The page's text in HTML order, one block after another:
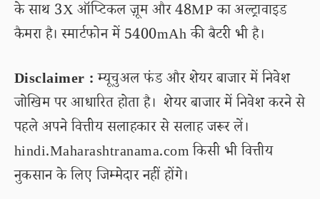
के साथ 3X ऑप्टिकल ज़ूम और 48MP का अल्ट्रावाइड
कैमरा है। स्मार्टफोन में 5400mAh की बैटरी भी है।
Disclaimer :म्यूचुअल फंड और शेयर बाजार में निवेश
जोखिम पर आधारित होता है। शेयर बाजार में निवेश करने से
पहले अपने वित्तीय सलाहकार से सलाह जरूर लें।
hindi.Maharashtranama.com किसी भी वित्तीय
नुकसान के लिए जिम्मेदार नहीं होंगे।